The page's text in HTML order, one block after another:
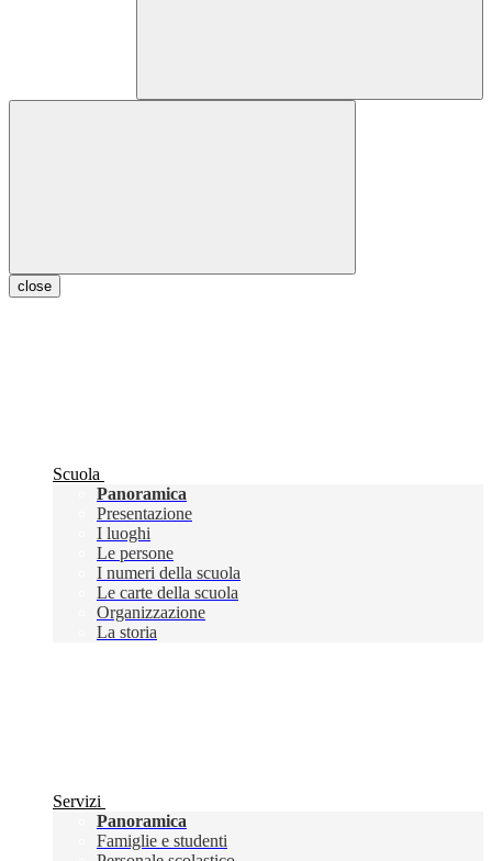
close
Scuola
Panoramica
Presentazione
I luoghi
Le persone
I numeri della scuola
Le carte della scuola
Organizzazione
La storia
Servizi
Panoramica
Famiglie e studenti